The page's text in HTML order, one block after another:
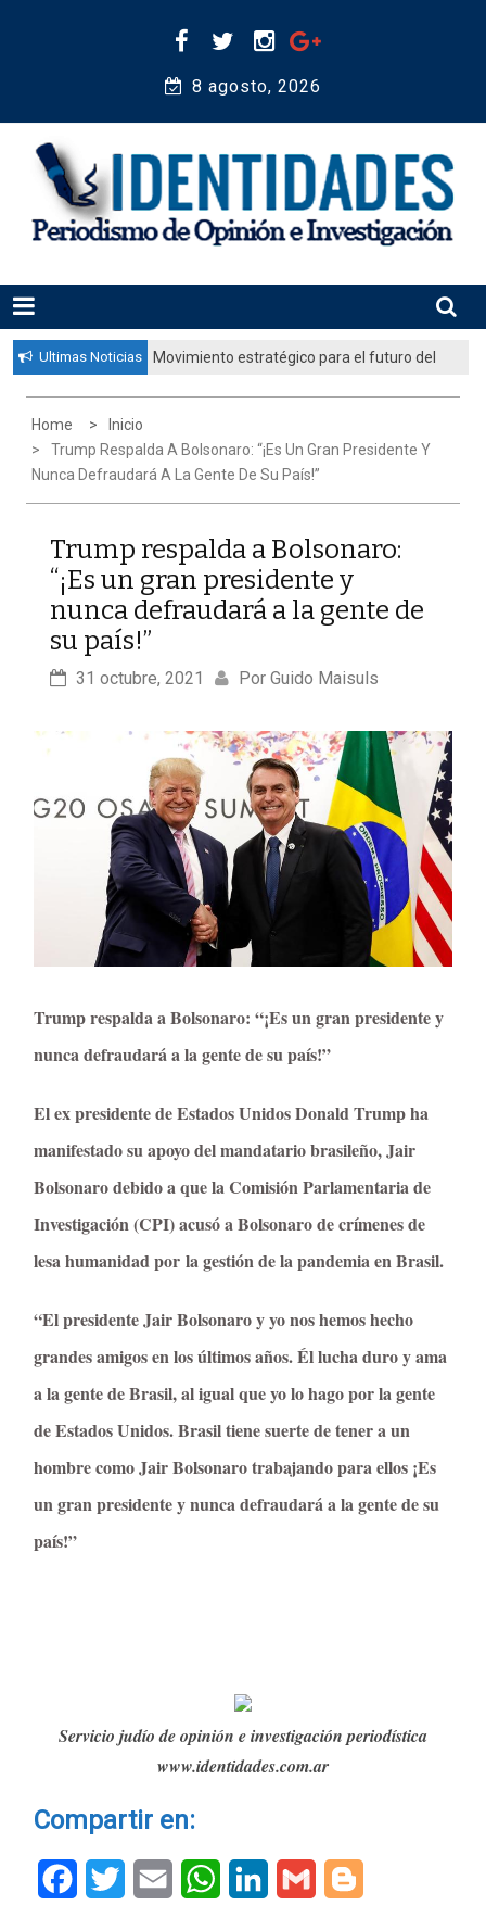
8 agosto, 2026
IDENTIDADES
Periodismo de Opinión e Investigación
Ultimas Noticias
Movimiento estratégico para el futuro del
diáspora”
Home
Inicio
Trump Respalda A Bolsonaro: “¡Es Un Gran Presidente Y
Nunca Defraudará A La Gente De Su País!”
Trump respalda a Bolsonaro:
“¡Es un gran presidente y
nunca defraudará a la gente de
su país!”
31 octubre, 2021 Por Guido Maisuls
Trump respalda a Bolsonaro: “¡Es un gran presidente y
nunca defraudará a la gente de su país!”
El ex presidente de Estados Unidos Donald Trump ha
manifestado su apoyo del mandatario brasileño, Jair
Bolsonaro debido a que la Comisión Parlamentaria de
Investigación (CPI) acusó a Bolsonaro de crímenes de
lesa humanidad por la gestión de la pandemia en Brasil.
“El presidente Jair Bolsonaro y yo nos hemos hecho
grandes amigos en los últimos años. Él lucha duro y ama
a la gente de Brasil, al igual que yo lo hago por la gente
de Estados Unidos. Brasil tiene suerte de tener a un
hombre como Jair Bolsonaro trabajando para ellos ¡Es
un gran presidente y nunca defraudará a la gente de su
país!”
Servicio judío de opinión e investigación periodística
www.identidades.com.ar
Compartir en:
FacebookTwitter Email WhatsAppLinkedInGmail